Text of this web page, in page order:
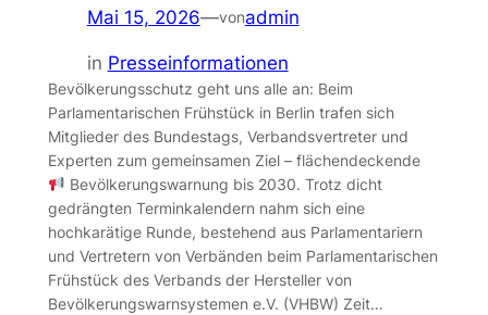
Mai 15, 2026—vonadmin
in Presseinformationen
Bevölkerungsschutz geht uns alle an: Beim
Parlamentarischen Frühstück in Berlin trafen sich
Mitglieder des Bundestags, Verbandsvertreter und
Experten zum gemeinsamen Ziel – flächendeckende
Bevölkerungswarnung bis 2030. Trotz dicht
gedrängten Terminkalendern nahm sich eine
hochkarätige Runde, bestehend aus Parlamentariern
und Vertretern von Verbänden beim Parlamentarischen
Frühstück des Verbands der Hersteller von
Bevölkerungswarnsystemen e.V. (VHBW) Zeit…